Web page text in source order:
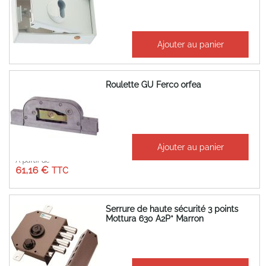
119,02 € Ajouter au panier
Roulette GU Ferco orfea
À partir de
61,16 €
Ajouter au panier
Serrure de haute sécurité 3 points
Mottura 630 A2P* Marron